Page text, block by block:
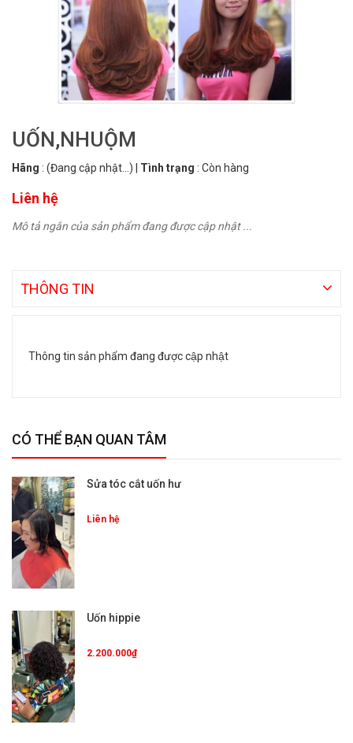
UỐN,NHUỘM
Hãng : (Đang cập nhật...) Tình trạng : Còn hàng
Liên hệ
Mô tả ngắn của sản phẩm đang được cập nhật ...
THÔNG TIN
Thông tin sản phẩm đang được cập nhật
CÓ THỂ BẠN QUAN TÂM
Sửa tóc cắt uốn hư
Liên hệ
Uốn hippie
2.200.000₫